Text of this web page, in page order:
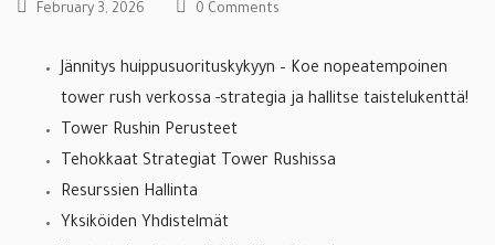
February 3, 2026 0 Comments
Jännitys huippusuorituskykyyn – Koe nopeatempoinen
tower rush verkossa -strategia ja hallitse taistelukenttä!
Tower Rushin Perusteet
Tehokkaat Strategiat Tower Rushissa
Resurssien Hallinta
Yksiköiden Yhdistelmät